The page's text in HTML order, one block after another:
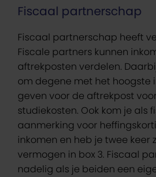
Fiscaal partnerschap
Fiscaal partnerschap heeft
Fiscale partners kunnen
aftrekposten verdelen.
om degene met het hoogste
geven voor de aftrekpost
studiekosten. Ook kom je als
aanmerking voor
inkomen en heb je twee keer
vermogen in box 3. Fiscaal
nadelig als je beiden een